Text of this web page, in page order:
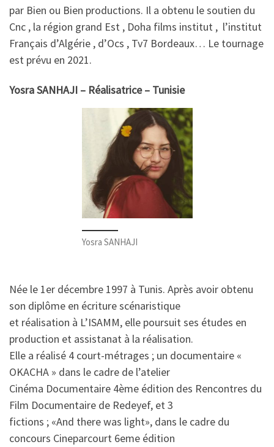
par Bien ou Bien productions. Il a obtenu le soutien du
Cnc , la région grand Est , Doha films institut , l’institut
Français d’Algérie , d’Ocs , Tv7 Bordeaux… Le tournage
est prévu en 2021.
Yosra SANHAJI – Réalisatrice – Tunisie
Yosra SANHAJI
Née le 1er décembre 1997 à Tunis. Après avoir obtenu
son diplôme en écriture scénaristique
et réalisation à L’ISAMM, elle poursuit ses études en
production et assistanat à la réalisation.
Elle a réalisé 4 court-métrages ; un documentaire «
OKACHA » dans le cadre de l’atelier
Cinéma Documentaire 4ème édition des Rencontres du
Film Documentaire de Redeyef, et 3
fictions ; «And there was light», dans le cadre du
concours Cineparcourt 6eme édition